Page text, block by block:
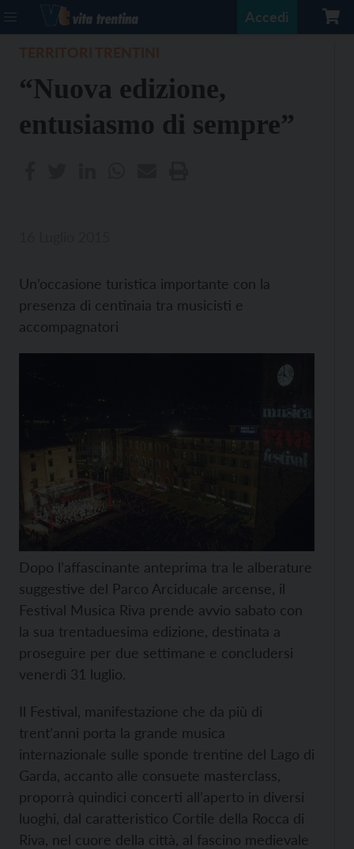
Accedi
“Nuova edizione,
entusiasmo di sempre”
Un’occasione turistica importante con la
presenza di centinaia tra musicisti e
accompagnatori
Dopo l’affascinante anteprima tra le alberature
suggestive del Parco Arciducale arcense, il
Festival Musica Riva prende avvio sabato con
la sua trentaduesima edizione, destinata a
proseguire per due settimane e concludersi
venerdì 31 luglio.
Il Festival, manifestazione che da più di
trent’anni porta la grande musica
internazionale sulle sponde trentine del Lago di
Garda, accanto alle consuete masterclass,
proporrà quindici concerti all’aperto in diversi
luoghi, dal caratteristico Cortile della Rocca di
Riva, nel cuore della città, al fascino medievale